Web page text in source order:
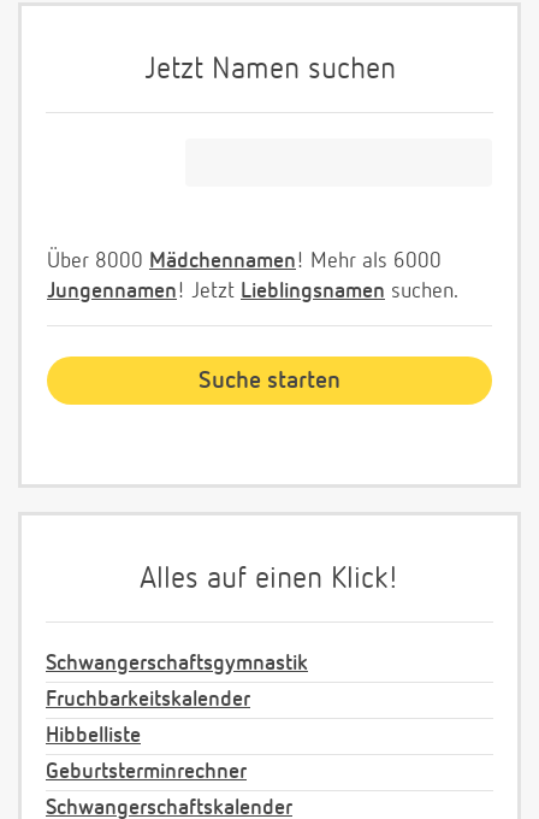
Jetzt Namen suchen
Über 8000 Mädchennamen! Mehr als 6000
Jungennamen! Jetzt Lieblingsnamen suchen.
Alles auf einen Klick!
Schwangerschaftsgymnastik
Fruchbarkeitskalender
Hibbelliste
Geburtsterminrechner
Schwangerschaftskalender